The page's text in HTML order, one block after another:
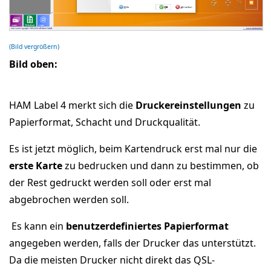
(Bild vergrößern)
Bild oben:
HAM Label 4 merkt sich die Druckereinstellungen zu
Papierformat, Schacht und Druckqualität.
Es ist jetzt möglich, beim Kartendruck erst mal nur die
erste Kartezu bedrucken und dann zu bestimmen, ob
der Rest gedruckt werden soll oder erst mal
abgebrochen werden soll.
Es kann ein benutzerdefiniertes Papierformat
angegeben werden, falls der Drucker das unterstützt.
Da die meisten Drucker nicht direkt das QSL-